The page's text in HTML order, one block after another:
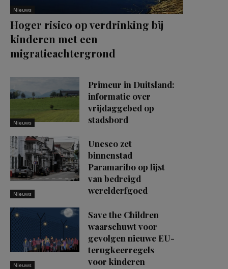
Nieuws
Hoger risico op verdrinking bij
kinderen met een
migratieachtergrond
Nieuws
Primeur in Duitsland:
informatie over
vrijdaggebed op
stadsbord
Nieuws
Unesco zet
binnenstad
Paramaribo op lijst
van bedreigd
werelderfgoed
Nieuws
Save the Children
waarschuwt voor
gevolgen nieuwe EU-
terugkeerregels
voor kinderen